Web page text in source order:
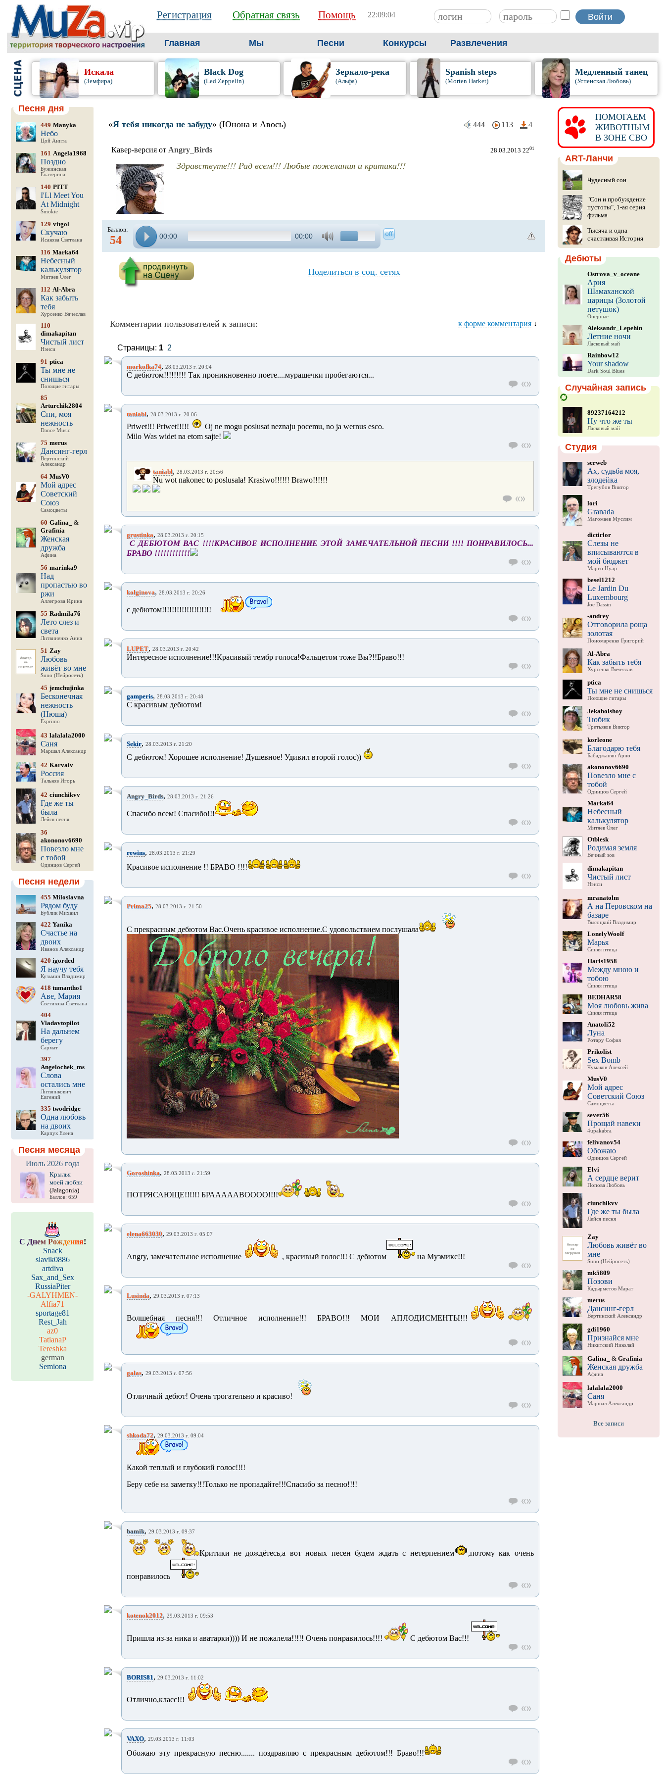
Регистрация Обратная связь Помощь 22:09:05
Главная Мы Песни Конкурсы Развлечения
Искала
(Земфира)
Black Dog
(Led Zeppelin)
Зеркало-река
(Альфа)
Spanish steps
(Morten Harket)
Медленный танец
(Успенская Любовь)
Песня дня
449 Manyka
Небо
Цой Анита
161 Angela1968
Поздно
Бужинская
Екатерина
140 PITT
I'Ll Meet You
At Midnight
Smokie
129 vitgol
Скучаю
Исакова Светлана
116 Marka64
Небесный
калькулятор
Митяев Олег
112 Al-Abra
Как забыть
тебя
Хурсенко Вячеслав
110
dimakapitan
Чистый лист
Нэнси
91 ptica
Ты мне не
снишься
Поющие гитары
85
Arturchik2804
Спи, моя
нежность
Dance Music
75 merus
Дансинг-герл
Вертинский
Александр
64 MusV0
Мой адрес
Советский
Союз
Самоцветы
60 Galina_
&
Grafinia
Женская
дружба
Афина
56 marinka9
Над
пропастью во
ржи
Аллегрова Ирина
55 Radmila76
Лето слез и
света
Литвиненко Анна
51 Zay
Любовь
живёт во мне
Suno (Нейросеть)
45 jemchujinka
Бесконечная
нежность
(Нюша)
Esprimo
43 lalalala2000
Саня
Маршал Александр
42 Karvaiv
Россия
Тальков Игорь
42 ciunchikvv
Где же ты
была
Лейся песня
36
akononov6690
Повезло мне
с тобой
Одинцов Сергей
Песня недели
455 Miloslavna
Рядом буду
Бублик Михаил
422 Yanika
Счастье на
двоих
Иванов Александр
420 igorded
Я научу тебя
Кузьмин Владимир
418 tumantho1
Аве, Мария
Светикова Светлана
404
Vladavtopilot
На дальнем
берегу
Сармат
397
Angelochek_ms
Слова
остались мне
Литвинкович
Евгений
335 twodridge
Одна любовь
на двоих
Карпук Елена
Песня месяца
Июль 2026 года
Крылья
моей любви
(Jalagonia)
Баллов: 659
С Днем Рождения!
Snack
slavik0886
artdiva
Sax_and_Sex
RussiaPiter
-GALYHMEN-
Alfia71
sportage81
Rest_Jah
az0
TatianaP
Tereshka
german
Semiona
«Я тебя никогда не забуду» (Юнона и Авось) 444 113 4
Кавер-версия от Angry_Birds 28.03.2013 2201
Здравствуте!!! Рад всем!!! Любые пожелания и критика!!!
Баллов:
54 00:00 00:00
Поделиться в соц. сетях
Комментарии пользователей к записи: к форме комментария↓
Страницы: 1 2
morkofka74, 28.03.2013 г. 20:04
С дебютом!!!!!!!!! Так проникновенно поете....мурашечки пробегаются...
taniabl, 28.03.2013 г. 20:06
Priwet!!! Priwet!!!!!
Oj ne mogu poslusat neznaju pocemu, no ja wernus esco.
Milo Was widet na etom sajte!
taniabl, 28.03.2013 г. 20:56
Nu wot nakonec to poslusala! Krasiwo!!!!!! Brawo!!!!!!
grustinka, 28.03.2013 г. 20:15
С ДЕБЮТОМ ВАС !!!!КРАСИВОЕ ИСПОЛНЕНИЕ ЭТОЙ ЗАМЕЧАТЕЛЬНОЙ ПЕСНИ !!!! ПОНРАВИЛОСЬ...
БРАВО !!!!!!!!!!!!
kolginova, 28.03.2013 г. 20:26
с дебютом!!!!!!!!!!!!!!!!!!!!
LUPET, 28.03.2013 г. 20:42
Интересное исполнение!!!Красивый тембр голоса!Фальцетом тоже Вы?!!Браво!!!
gamperis, 28.03.2013 г. 20:48
С красивым дебютом!
Sekir, 28.03.2013 г. 21:20
С дебютом! Хорошее исполнение! Душевное! Удивил второй голос))
Angry_Birds, 28.03.2013 г. 21:26
Спасибо всем! Спасибо!!!
rewins, 28.03.2013 г. 21:29
Красивое исполнение !! БРАВО !!!!
Prima25, 28.03.2013 г. 21:50
С прекрасным дебютом Вас.Очень красивое исполнение.С удовольствием послушала
Goroshinka, 28.03.2013 г. 21:59
ПОТРЯСАЮЩЕ!!!!!! БРАААААВОООО!!!!
elena663030, 29.03.2013 г. 05:07
Angry, замечательное исполнение , красивый голос!!! С дебютом на Музмикс!!!
Lusinda, 29.03.2013 г. 07:13
Волшебная песня!!! Отличное исполнение!!! БРАВО!!! МОИ АПЛОДИСМЕНТЫ!!!
galas, 29.03.2013 г. 07:56
Отличный дебют! Очень трогательно и красиво!
shkoda72, 29.03.2013 г. 09:04
Какой теплый и глубокий голос!!!!
Беру себе на заметку!!!Только не пропадайте!!!Спасибо за песню!!!!
bamik, 29.03.2013 г. 09:37
Критики не дождётесь,а вот новых песен будем ждать с нетерпением ,потому как очень
понравилось
kotenok2012, 29.03.2013 г. 09:53
Пришла из-за ника и аватарки)))) И не пожалела!!!!! Очень понравилось!!!! С дебютом Вас!!!
BORIS81, 29.03.2013 г. 11:02
Отлично,класс!!!
VAXO, 29.03.2013 г. 11:03
Обожаю эту прекрасную песню....... поздравляю с прекрасным дебютом!!! Браво!!!
ПОМОГАЕМ
ЖИВОТНЫМ
В ЗОНЕ СВО
ART-Ланчи
Чудесный сон
"Сон и пробуждение
пустоты", 1-ая серия
фильма
Тысяча и одна
счастливая История
Дебюты
Ostrova_v_oceane
Ария
Шамаханской
царицы (Золотой
петушок)
Оперные
Aleksandr_Lepehin
Летние ночи
Ласковый май
Rainbow12
Your shadow
Dark Soul Blues
Случайная запись
89237164212
Ну что же ты
Ласковый май
Студия
serweb
Ах, судьба моя,
злодейка
Трегубов Виктор
lori
Granada
Магомаев Муслим
dictirlor
Слезы не
вписываются в
мой бюджет
Марго Нуар
besel1212
Le Jardin Du
Luxembourg
Joe Dassin
-andrey
Отговорила роща
золотая
Пономаренко Григорий
Al-Abra
Как забыть тебя
Хурсенко Вячеслав
ptica
Ты мне не снишься
Поющие гитары
Jekabolshoy
Тюбик
Третьяков Виктор
korleone
Благодарю тебя
Бабаджанян Арно
akononov6690
Повезло мне с
тобой
Одинцов Сергей
Marka64
Небесный
калькулятор
Митяев Олег
Otblesk
Родимая земля
Вечный зов
dimakapitan
Чистый лист
Нэнси
mranatolm
А на Перовском на
базаре
Высоцкий Владимир
LonelyWoolf
Марья
Синяя птица
Haris1958
Между мною и
тобою
Синяя птица
BEDHAR58
Моя любовь жива
Синяя птица
Anatoli52
Луна
Ротару София
Prikolist
Sex Bomb
Чумаков Алексей
MusV0
Мой адрес
Советский Союз
Самоцветы
sever56
Прощай навеки
4upakabra
felivanov54
Обожаю
Одинцов Сергей
Elvi
А сердце верит
Попова Любовь
ciunchikvv
Где же ты была
Лейся песня
Zay
Любовь живёт во
мне
Suno (Нейросеть)
mk5809
Позови
Кадырметов Марат
merus
Дансинг-герл
Вертинский Александр
gdi1960
Признайся мне
Никитский Николай
Galina_ & Grafinia
Женская дружба
Афина
lalalala2000
Саня
Маршал Александр
Все записи